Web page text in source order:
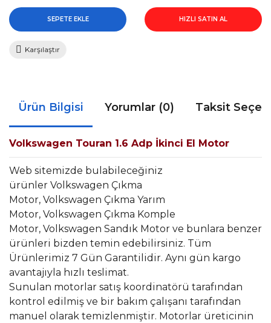
SEPETE EKLE HIZLI SATIN AL
Karşılaştır
Ürün Bilgisi Yorumlar (0) Taksit
Volkswagen Touran 1.6 Adp İkinci El Motor
Web sitemizde bulabileceğiniz
ürünler Volkswagen Çıkma
Motor, Volkswagen Çıkma Yarım
Motor, Volkswagen Çıkma Komple
Motor, Volkswagen Sandık Motor ve bunlara benzer
ürünleri bizden temin edebilirsiniz. Tüm
Ürünlerimiz 7 Gün Garantilidir. Aynı gün kargo
avantajıyla hızlı teslimat.
Sunulan motorlar satış koordinatörü tarafından
kontrol edilmiş ve bir bakım çalışanı tarafından
manuel olarak temizlenmiştir. Motorlar üreticinin